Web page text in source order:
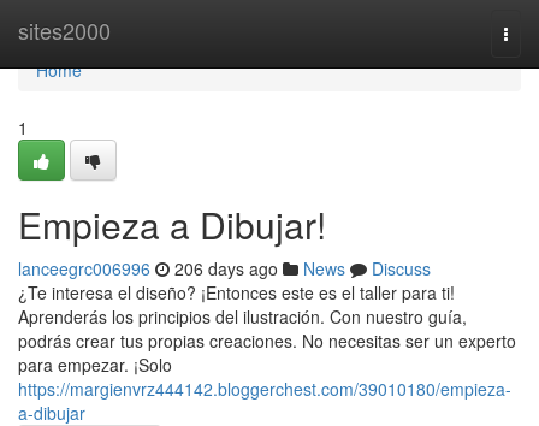
sites2000
Home
Home
1
Empieza a Dibujar!
lanceegrc006996 206 days ago News
Discuss
¿Te interesa el diseño? ¡Entonces este es el taller para ti!
Aprenderás los principios del ilustración. Con nuestro guía,
podrás crear tus propias creaciones. No necesitas ser un experto
para empezar. ¡Solo
https://margienvrz444142.bloggerchest.com/39010180/empieza-
a-dibujar